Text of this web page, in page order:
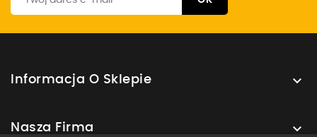
Informacja O Sklepie 
Nasza Firma 